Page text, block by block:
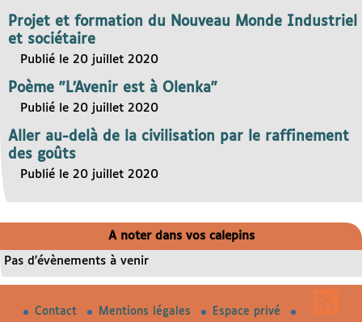
Projet et formation du Nouveau Monde Industriel
et sociétaire
Publié le 20 juillet 2020
Poème "L’Avenir est à Olenka"
Publié le 20 juillet 2020
Aller au-delà de la civilisation par le raffinement
des goûts
Publié le 20 juillet 2020
A noter dans vos calepins
Pas d’évènements à venir
Contact Mentions légales Espace privé